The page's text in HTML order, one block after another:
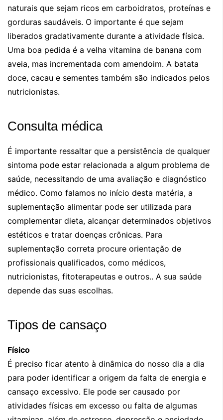
naturais que sejam ricos em carboidratos, proteínas e
gorduras saudáveis. O importante é que sejam
liberados gradativamente durante a atividade física.
Uma boa pedida é a velha vitamina de banana com
aveia, mas incrementada com amendoim. A batata
doce, cacau e sementes também são indicados pelos
nutricionistas.
Consulta médica
É importante ressaltar que a persistência de qualquer
sintoma pode estar relacionada a algum problema de
saúde, necessitando de uma avaliação e diagnóstico
médico. Como falamos no início desta matéria, a
suplementação alimentar pode ser utilizada para
complementar dieta, alcançar determinados objetivos
estéticos e tratar doenças crônicas. Para
suplementação correta procure orientação de
profissionais qualificados, como médicos,
nutricionistas, fitoterapeutas e outros.. A sua saúde
depende das suas escolhas.
Tipos de cansaço
Físico
É preciso ficar atento à dinâmica do nosso dia a dia
para poder identificar a origem da falta de energia e
cansaço excessivo. Ele pode ser causado por
atividades físicas em excesso ou falta de algumas